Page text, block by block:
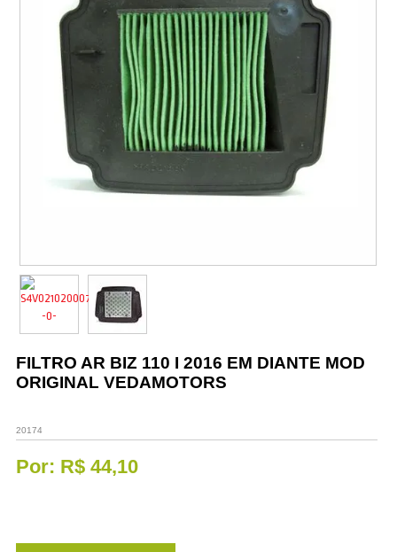
Vestuário
Promoções
FILTRO AR BIZ 110 I 2016 EM DIANTE MOD
ORIGINAL VEDAMOTORS
20174
Por: R$ 44,10